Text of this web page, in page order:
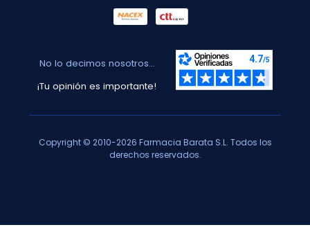
No lo decimos nosotros...
¡Tu opinión es importante!
Copyright © 2010-2026 Farmacia Barata S.L. Todos los
derechos reservados.